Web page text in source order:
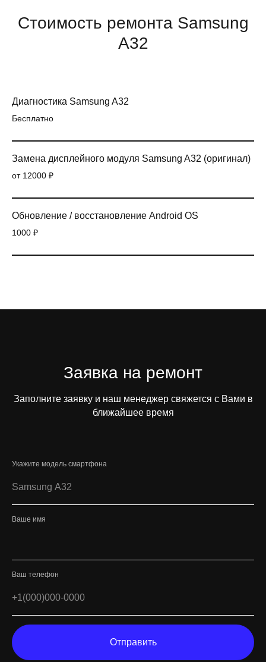
Стоимость ремонта Samsung
A32
Диагностика Samsung A32
Бесплатно
Замена дисплейного модуля Samsung A32 (оригинал)
от 12000 ₽
Обновление / восстановление Android OS
1000 ₽
Заявка на ремонт
Заполните заявку и наш менеджер свяжется с Вами в
ближайшее время
Укажите модель смартфона
Ваше имя
Ваш телефон
Отправить